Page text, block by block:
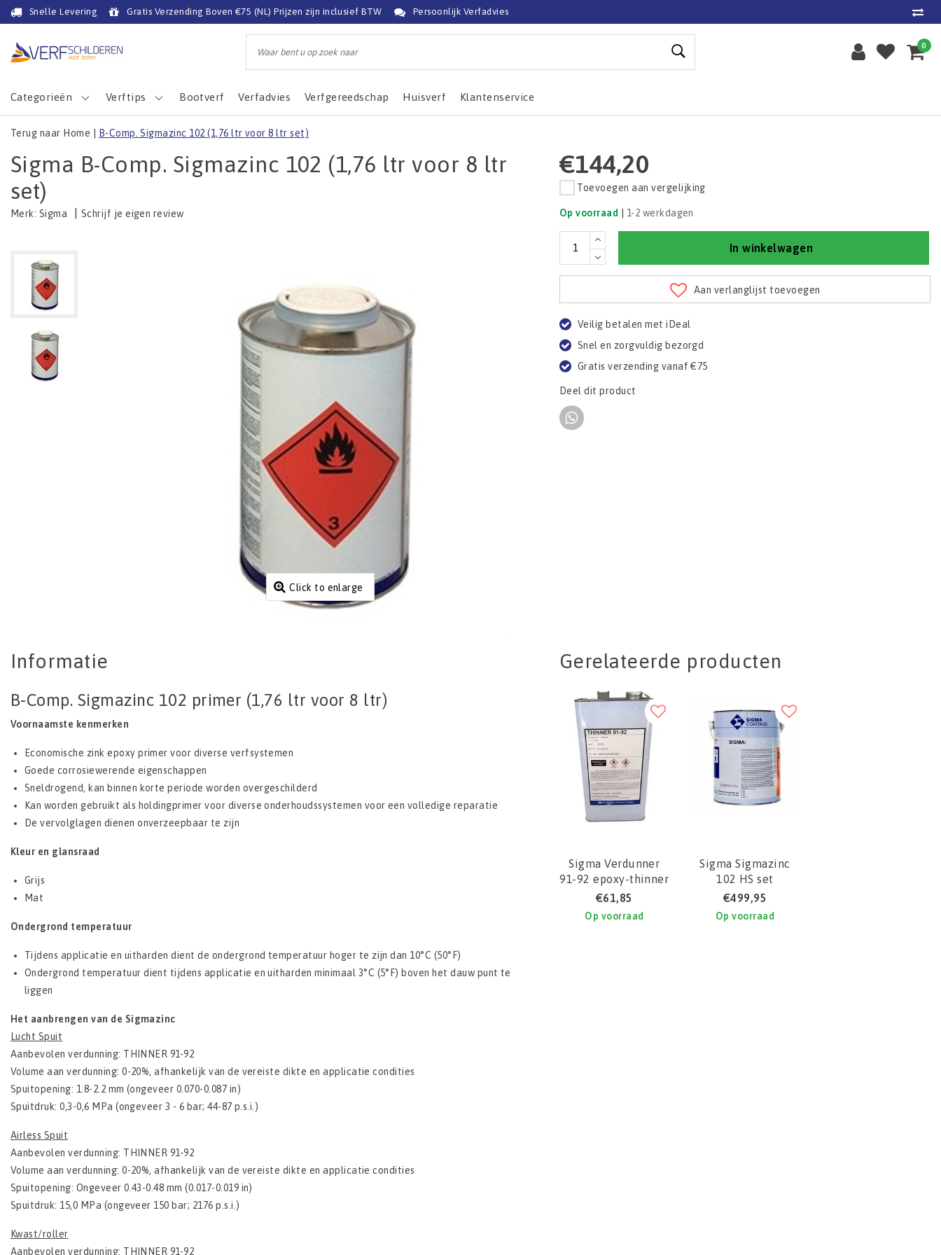
Snelle Levering Gratis Verzending Boven €75 (NL) Prijzen zijn inclusief BTW Persoonlijk Verfadvies
0
Categorieën Verftips Bootverf Verfadvies Verfgereedschap Huisverf Klantenservice
Terug naar Home B-Comp. Sigmazinc 102 (1,76 ltr voor 8 ltr set)
Sigma B-Comp. Sigmazinc 102 (1,76 ltr voor 8 ltr
set)
Merk: Sigma Schrijf je eigen review
Click to enlarge
€144,20
Toevoegen aan vergelijking
Op voorraad 1-2 werkdagen
In winkelwagen
Aan verlanglijst toevoegen
Veilig betalen met iDeal
Snel en zorgvuldig bezorgd
Gratis verzending vanaf €75
Deel dit product
Informatie
B-Comp. Sigmazinc 102 primer (1,76 ltr voor 8 ltr)
Voornaamste kenmerken
Economische zink epoxy primer voor diverse verfsystemen
Goede corrosiewerende eigenschappen
Sneldrogend, kan binnen korte periode worden overgeschilderd
Kan worden gebruikt als holdingprimer voor diverse onderhoudssystemen voor een volledige reparatie
De vervolglagen dienen onverzeepbaar te zijn
Kleur en glansraad
Grijs
Mat
Ondergrond temperatuur
Tijdens applicatie en uitharden dient de ondergrond temperatuur hoger te zijn dan 10°C (50°F)
Ondergrond temperatuur dient tijdens applicatie en uitharden minimaal 3°C (5°F) boven het dauw punt te
liggen
Het aanbrengen van de Sigmazinc
Lucht Spuit
Aanbevolen verdunning: THINNER 91-92
Volume aan verdunning: 0-20%, afhankelijk van de vereiste dikte en applicatie condities
Spuitopening: 1.8-2.2 mm (ongeveer 0.070-0.087 in)
Spuitdruk: 0,3-0,6 MPa (ongeveer 3 - 6 bar; 44-87 p.s.i.)
Airless Spuit
Aanbevolen verdunning: THINNER 91-92
Volume aan verdunning: 0-20%, afhankelijk van de vereiste dikte en applicatie condities
Spuitopening: Ongeveer 0.43-0.48 mm (0.017-0.019 in)
Spuitdruk: 15,0 MPa (ongeveer 150 bar; 2176 p.s.i.)
Kwast/roller
Aanbevolen verdunning: THINNER 91-92
Gerelateerde producten
Sigma Verdunner
91-92 epoxy-thinner
€61,85
Op voorraad
Sigma Sigmazinc
102 HS set
€499,95
Op voorraad